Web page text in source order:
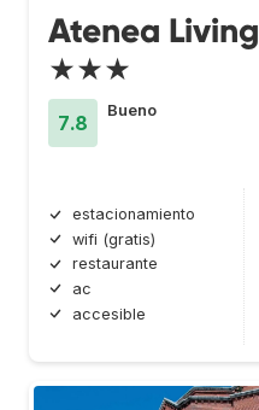
Atenea Living
★★★
7.8
Bueno
estacionamiento
wifi (gratis)
restaurante
ac
accesible